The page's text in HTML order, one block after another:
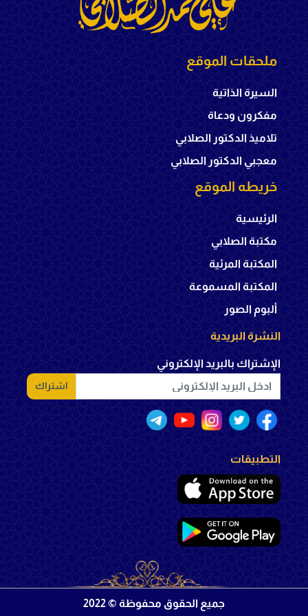
ملحقات الموقع
السيرة الذاتية
مفكرون ودعاة
تلاميذ الدكتور الصلابي
معجبي الدكتور الصلابي
خريطه الموقع
الرئيسية
مكتبة الصلابي
المكتبة المرئية
المكتبة المسموعة
ألبوم الصور
النشرة البريدية
الإشتراك بالبريد الإلكتروني
اشتراك
التطبيقات
جميع الحقوق محفوظة © 2022